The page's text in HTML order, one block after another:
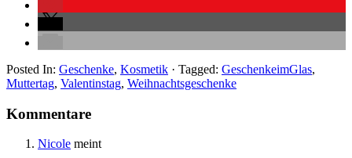
Posted In: Geschenke, Kosmetik · Tagged: GeschenkeimGlas,
Muttertag, Valentinstag, Weihnachtsgeschenke
Kommentare
Nicole meint